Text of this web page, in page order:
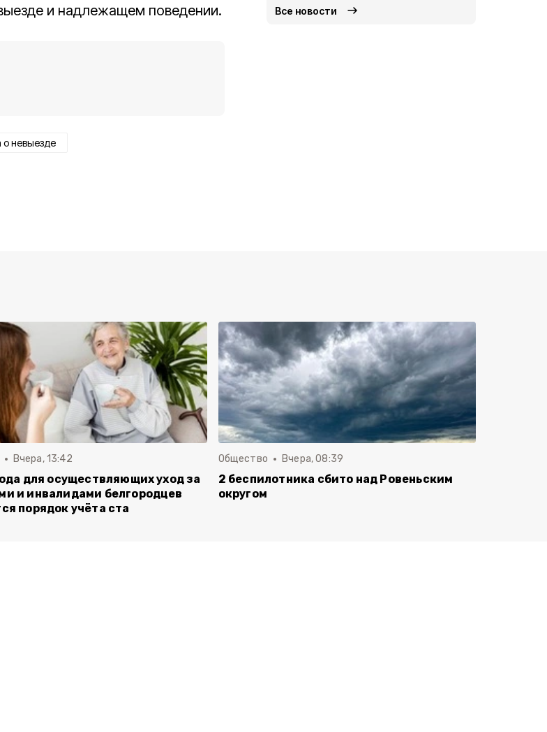
и надлежащем поведении.
о невыезде
Все новости
Вчера, 13:42
для осуществляющих уход за
и инвалидами белгородцев
порядок учёта ста
Общество Вчера, 08:39
2 беспилотника сбито над Ровеньским
округом